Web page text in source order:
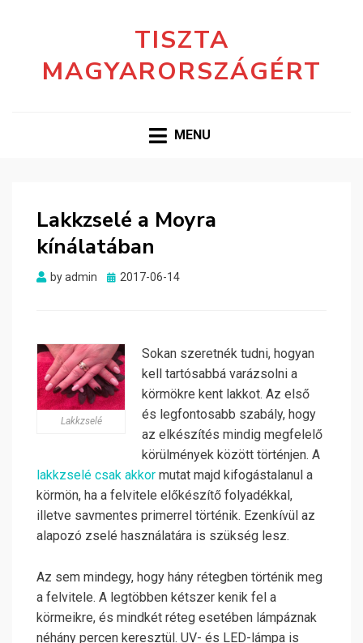
TISZTA
MAGYARORSZÁGÉRT
MENU
Lakkzselé a Moyra
kínálatában
byadmin
Posted
2017-06-14
Lakkzselé
Sokan szeretnék tudni, hogyan
kell tartósabbá varázsolni a
körmökre kent lakkot. Az első
és legfontosabb szabály, hogy
az elkészítés mindig megfelelő
körülmények között történjen. A
lakkzselé csak akkor mutat majd kifogástalanul a
körmön, ha a felvitele előkészítő folyadékkal,
illetve savmentes primerrel történik. Ezenkívül az
alapozó zselé használatára is szükség lesz.
Az sem mindegy, hogy hány rétegben történik meg
a felvitele. A legtöbben kétszer kenik fel a
körmeikre, és mindkét réteg esetében lámpáznak
néhány percen keresztül. UV- és LED-lámpa is